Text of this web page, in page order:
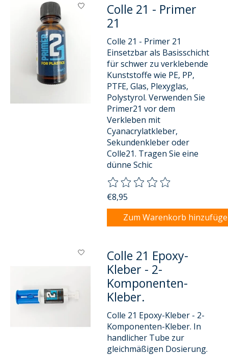
Colle 21 - Primer
21
Colle 21 - Primer 21
Einsetzbar als Basisschicht
für schwer zu verklebende
Kunststoffe wie PE, PP,
PTFE, Glas, Plexyglas,
Polystyrol. Verwenden Sie
Primer21 vor dem
Verkleben mit
Cyanacrylatkleber,
Sekundenkleber oder
Colle21. Tragen Sie eine
dünne Schic
Die Bewertung dieses
€8,95
Zum Warenkorb
Colle 21 Epoxy-
Kleber - 2-
Komponenten-
Kleber.
Colle 21 Epoxy-Kleber - 2-
Komponenten-Kleber. In
handlicher Tube zur
gleichmäßigen Dosierung.